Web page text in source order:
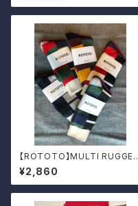
【ROTOTO】MULTI RUGGER
PATTERN CREW
¥2,860